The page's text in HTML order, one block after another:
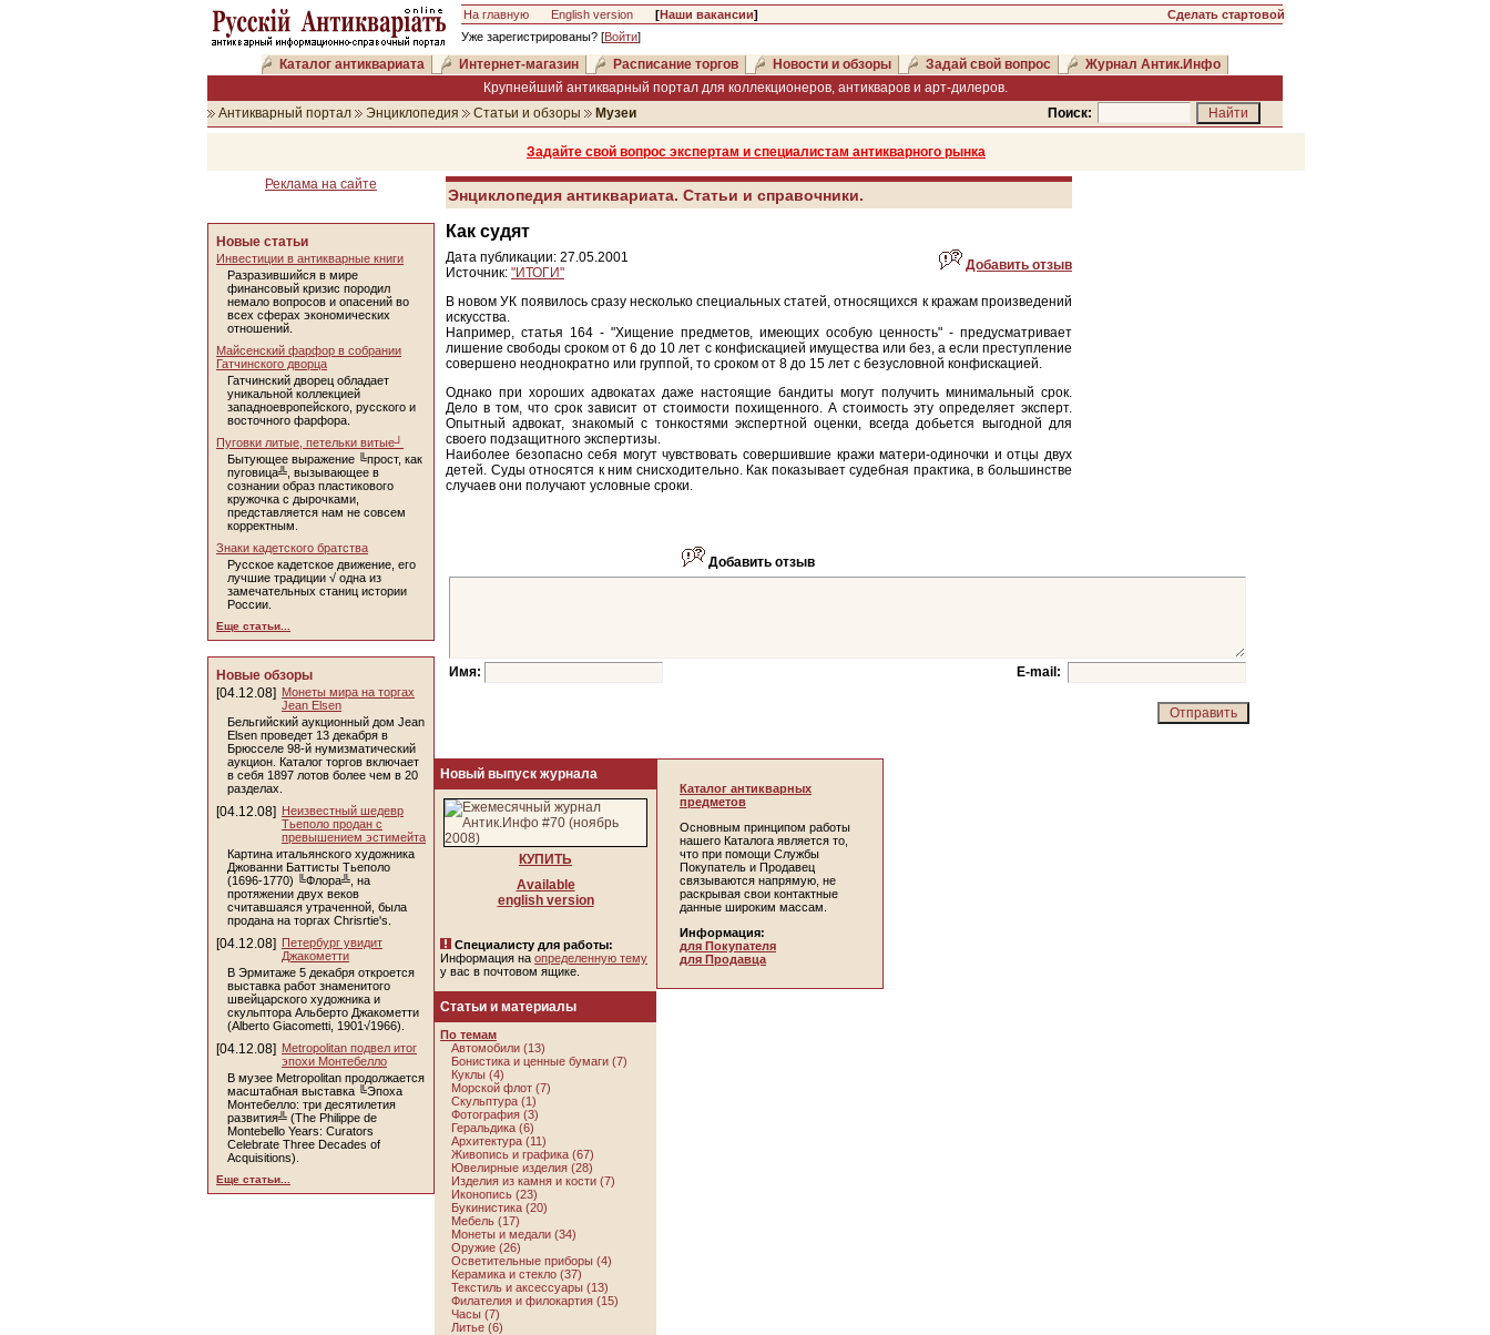
На главную English version [Наши вакансии]
Уже зарегистрированы? [Войти]
Сделать стартовой
Каталог антиквариата Интернет-магазин Расписание торгов Новости и обзоры Задай свой вопрос
Журнал Антик.Инфо
Крупнейший антикварный портал для коллекционеров, антикваров и арт-дилеров.
Антикварный портал
Энциклопедия Статьи и обзоры Музеи Поиск:
Задайте свой вопрос экспертам и специалистам антикварного рынка
Реклама на сайте
Новые статьи
Инвестиции в антикварные книги
Разразившийся в мире
финансовый кризис породил
немало вопросов и опасений во
всех сферах экономических
отношений.
Майсенский фарфор в собрании
Гатчинского дворца
Гатчинский дворец обладает
уникальной коллекцией
западноевропейского, русского и
восточного фарфора.
Пуговки литые, петельки витые┘
Бытующее выражение ╚прост, как
пуговица╩, вызывающее в
сознании образ пластикового
кружочка с дырочками,
представляется нам не совсем
корректным.
Знаки кадетского братства
Русское кадетское движение, его
лучшие традиции √ одна из
замечательных станиц истории
России.
Еще статьи...
Новые обзоры
[04.12.08] Монеты мира на торгах
Jean Elsen
Бельгийский аукционный дом Jean
Elsen проведет 13 декабря в
Брюсселе 98-й нумизматический
аукцион. Каталог торгов включает
в себя 1897 лотов более чем в 20
разделах.
[04.12.08] Неизвестный шедевр
Тьеполо продан с
превышением эстимейта
Картина итальянского художника
Джованни Баттисты Тьеполо
(1696-1770) ╚Флора╩, на
протяжении двух веков
считавшаяся утраченной, была
продана на торгах Chrisrtie's.
[04.12.08] Петербург увидит
Джакометти
В Эрмитаже 5 декабря откроется
выставка работ знаменитого
швейцарского художника и
скульптора Альберто Джакометти
(Alberto Giacometti, 1901√1966).
[04.12.08] Metropolitan подвел итог
эпохи Монтебелло
В музее Metropolitan продолжается
масштабная выставка ╚Эпоха
Монтебелло: три десятилетия
развития╩ (The Philippe de
Montebello Years: Curators
Celebrate Three Decades of
Acquisitions).
Еще статьи...
Энциклопедия антиквариата. Статьи и справочники.
Как судят
Дата публикации: 27.05.2001
Источник: "ИТОГИ" Добавить отзыв
В новом УК появилось сразу несколько специальных статей, относящихся к кражам произведений
искусства.
Например, статья 164 - "Хищение предметов, имеющих особую ценность" - предусматривает
лишение свободы сроком от 6 до 10 лет с конфискацией имущества или без, а если преступление
совершено неоднократно или группой, то сроком от 8 до 15 лет с безусловной конфискацией.
Однако при хороших адвокатах даже настоящие бандиты могут получить минимальный срок.
Дело в том, что срок зависит от стоимости похищенного. А стоимость эту определяет эксперт.
Опытный адвокат, знакомый с тонкостями экспертной оценки, всегда добьется выгодной для
своего подзащитного экспертизы.
Наиболее безопасно себя могут чувствовать совершившие кражи матери-одиночки и отцы двух
детей. Суды относятся к ним снисходительно. Как показывает судебная практика, в большинстве
случаев они получают условные сроки.
Добавить отзыв
Имя: E-mail:
Новый выпуск журнала
КУПИТЬ
Available
english version
Специалисту для работы:
Информация на определенную тему
у вас в почтовом ящике.
Статьи и материалы
По темам
Автомобили (13)
Бонистика и ценные бумаги (7)
Куклы (4)
Морской флот (7)
Скульптура (1)
Фотография (3)
Геральдика (6)
Архитектура (11)
Живопись и графика (67)
Ювелирные изделия (28)
Изделия из камня и кости (7)
Иконопись (23)
Букинистика (20)
Мебель (17)
Монеты и медали (34)
Оружие (26)
Осветительные приборы (4)
Керамика и стекло (37)
Текстиль и аксессуары (13)
Филателия и филокартия (15)
Часы (7)
Литье (6)
Каталог антикварных
предметов
Основным принципом работы
нашего Каталога является то,
что при помощи Службы
Покупатель и Продавец
связываются напрямую, не
раскрывая свои контактные
данные широким массам.
Информация:
для Покупателя
для Продавца